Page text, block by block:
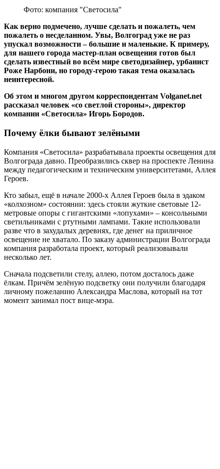
Фото: компания "Светосила"
Как верно подмечено, лучше сделать и пожалеть, чем
пожалеть о несделанном. Увы, Волгоград уже не раз
упускал возможности – большие и маленькие. К примеру,
для нашего города мастер-план освещения готов был
сделать известный во всём мире светодизайнер, урбанист
Роже Нарбони, но городу-герою такая тема оказалась
неинтересной.
Об этом и многом другом корреспондентам Volganet.net
рассказал человек «со светлой стороны», директор
компании «Светосила» Игорь Бородов.
Почему ёлки бывают зелёными
Компания «Светосила» разрабатывала проекты освещения для
Волгограда давно. Преобразились сквер на проспекте Ленина
между педагогическим и техническим университетами, Аллея
Героев.
Кто забыл, ещё в начале 2000-х Аллея Героев была в эдаком
«колхозном» состоянии: здесь стояли жуткие световые 12-
метровые опоры с гигантскими «лопухами» – консольными
светильниками с ртутными лампами. Такие использовали
разве что в захудалых деревнях, где денег на приличное
освещение не хватало. По заказу администрации Волгограда
компания разработала проект, который реализовывали
несколько лет.
Сначала подсветили стелу, аллею, потом досталось даже
ёлкам. Причём зелёную подсветку они получили благодаря
личному пожеланию Александра Маслова, который на тот
момент занимал пост вице-мэра.